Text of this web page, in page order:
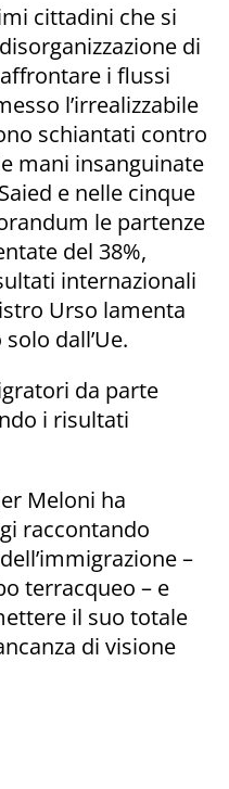
cittadini che si
di
i flussi
l’irrealizzabile
schiantati contro
mani insanguinate
e nelle cinque
le partenze
del 38%,
internazionali
Urso lamenta
dall’Ue.
da parte
i risultati
Meloni ha
raccontando
–
terracqueo – e
il suo totale
di visione